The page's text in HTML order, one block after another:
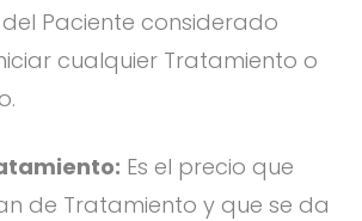
Paciente considerado
cualquier Tratamiento o
Es el precio que
de Tratamiento y que se da